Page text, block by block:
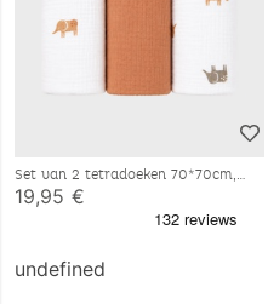
Set van 2 tetradoeken 70*70cm,
katoenen mousseline
19,95 €
undefined